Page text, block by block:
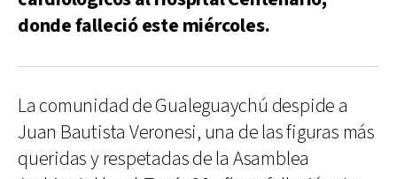
donde falleció este miércoles.
La comunidad de Gualeguaychú despide a
Juan Bautista Veronesi, una de las figuras más
queridas y respetadas de la Asamblea